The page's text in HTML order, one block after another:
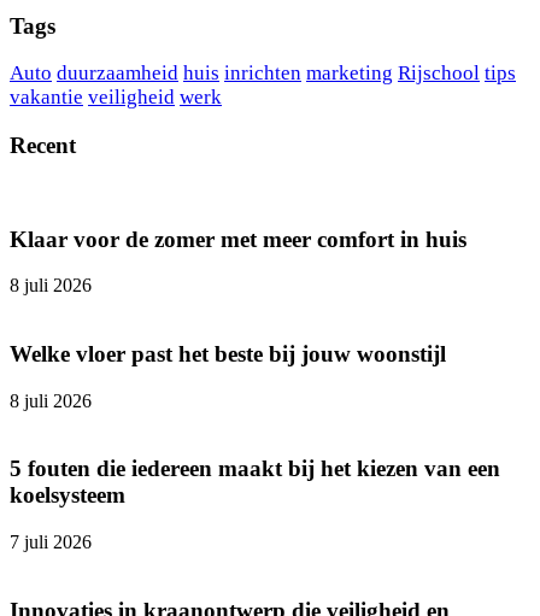
Tags
Auto duurzaamheid huis inrichten marketing Rijschool tips
vakantie veiligheid werk
Recent
Klaar voor de zomer met meer comfort in huis
8 juli 2026
Welke vloer past het beste bij jouw woonstijl
8 juli 2026
5 fouten die iedereen maakt bij het kiezen van een
koelsysteem
7 juli 2026
Innovaties in kraanontwerp die veiligheid en